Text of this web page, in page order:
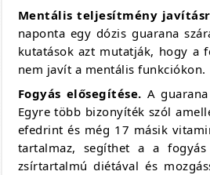
Mentális teljesítmény
naponta egy dózis guarana
kutatások azt mutatják, hogy a
nem javít a mentális funkciókon.
Fogyás elősegítése. A
Egyre több bizonyíték szól
efedrint és még 17 másik
tartalmaz, segíthet a a
zsírtartalmú diétával és